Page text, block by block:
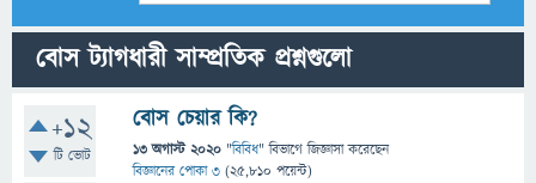
বোস ট্যাগধারী সাম্প্রতিক প্রশ্নগুলো
+12
টি ভোট
বোস চেয়ার কি?
13 অগাস্ট 2020 "বিবিধ" বিভাগে জিজ্ঞাসাকরেছেন
বিজ্ঞানের পোকা ৩ (25,810 পয়েন্ট)